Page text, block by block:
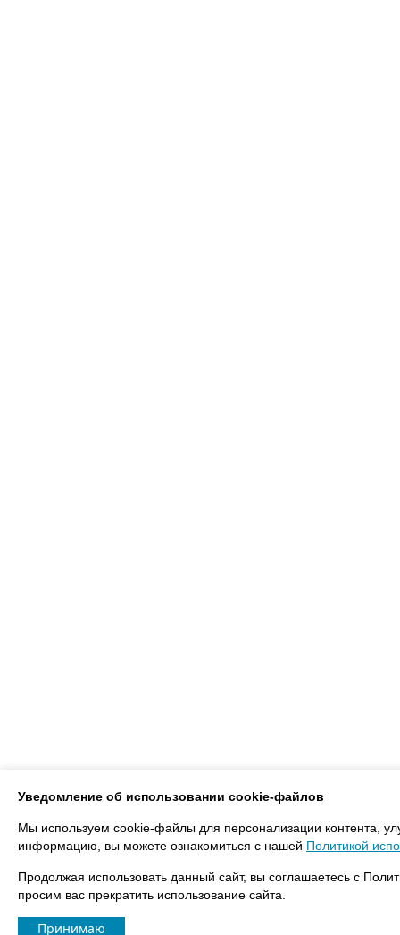
Уведомление об использовании cookie-файлов
Мы используем cookie-файлы для персонализации контента,
информацию, вы можете ознакомиться с нашей Политикой
Продолжая использовать данный сайт, вы соглашаетесь с
просим вас прекратить использование сайта.
Принимаю